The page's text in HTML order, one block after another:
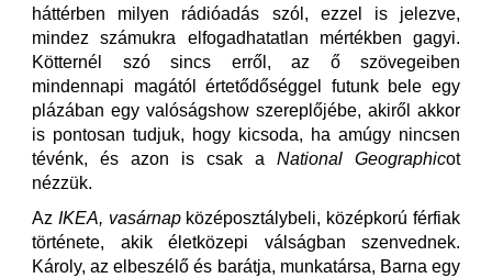
háttérben milyen rádióadás szól, ezzel is jelezve,
mindez számukra elfogadhatatlan mértékben gagyi.
Kötternél szó sincs erről, az ő szövegeiben
mindennapi magától értetődőséggel futunk bele egy
plázában egy valóságshow szereplőjébe, akiről akkor
is pontosan tudjuk, hogy kicsoda, ha amúgy nincsen
tévénk, és azon is csak a National Geographicot
nézzük.
Az IKEA, vasárnapközéposztálybeli, középkorú férfiak
története, akik életközepi válságban szenvednek.
Károly, az elbeszélő és barátja, munkatársa, Barna egy